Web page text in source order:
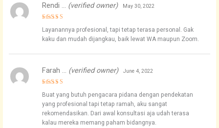
out of 5
Rendi … (verified owner) May 30, 2022
Layanannya profesional, tapi tetap terasa personal. Gak
kaku dan mudah dijangkau, baik lewat WA maupun Zoom.
out of 5
Farah … (verified owner) June 4, 2022
Buat yang butuh pengacara pidana dengan pendekatan
yang profesional tapi tetap ramah, aku sangat
rekomendasikan. Dari awal konsultasi aja udah terasa
kalau mereka memang paham bidangnya.